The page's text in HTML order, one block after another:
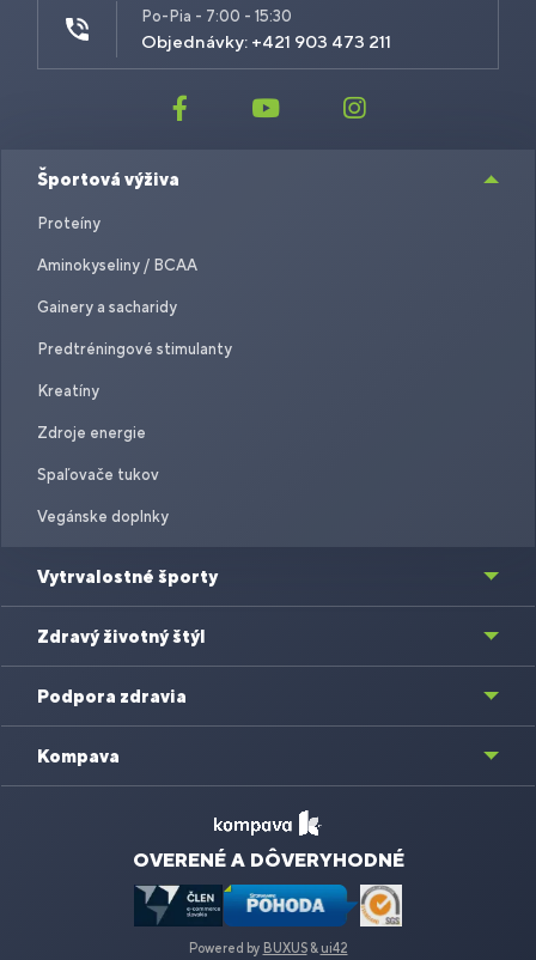
Po-Pia - 7:00 - 15:30
Objednávky: +421 903 473 211
Športová výživa
Proteíny
Aminokyseliny / BCAA
Gainery a sacharidy
Predtréningové stimulanty
Kreatíny
Zdroje energie
Spaľovače tukov
Vegánske doplnky
Vytrvalostné športy
Zdravý životný štýl
Podpora zdravia
Kompava
OVERENÉ A DÔVERYHODNÉ
Powered by BUXUS& ui42